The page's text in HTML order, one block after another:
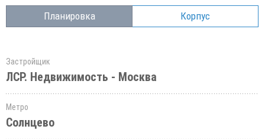
Планировка Корпус
Застройщик
ЛСР. Недвижимость - Москва
Метро
Солнцево